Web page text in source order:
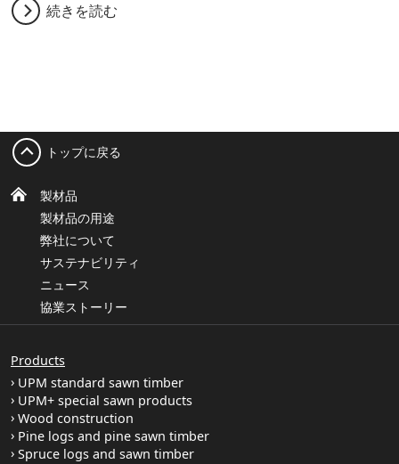
続きを読む
製材品
製材品の用途
弊社について
サステナビリティ
ニュース
協業ストーリー
トップに戻る
Products
UPM standard sawn timber
UPM+ special sawn products
Wood construction
Pine logs and pine sawn timber
Spruce logs and sawn timber